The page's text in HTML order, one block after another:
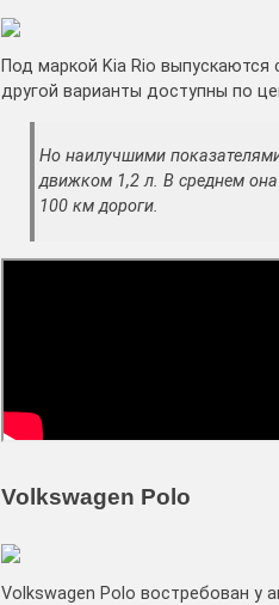
Под маркой Kia Rio выпускаются
другой варианты доступны по
Но наилучшими
движком 1,2 л. В среднем она
100 км дороги.
Volkswagen Polo
Volkswagen Polo востребован у